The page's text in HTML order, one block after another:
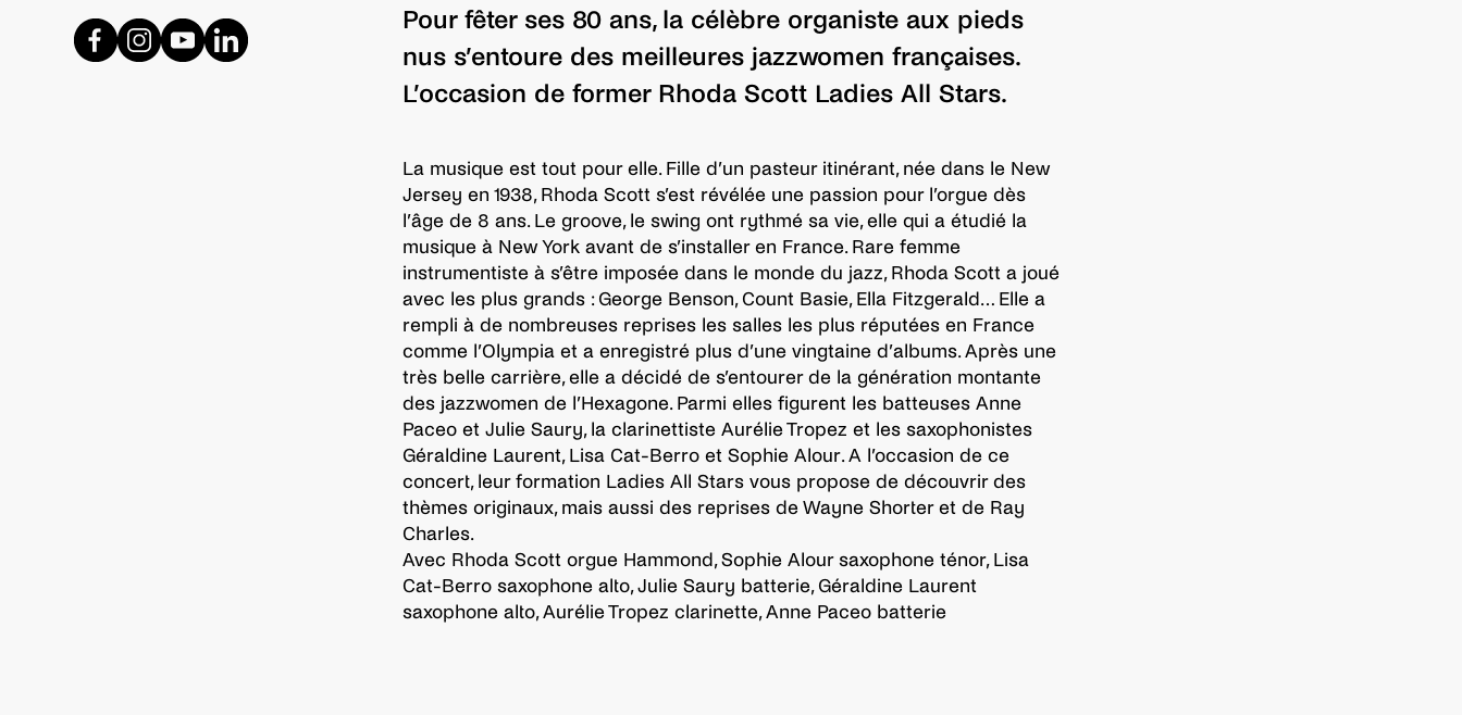
Pour fêter ses 80 ans, la célèbre organiste aux pieds
nus s’entoure des meilleures jazzwomen françaises.
L’occasion de former Rhoda Scott Ladies All Stars.
La musique est tout pour elle. Fille d’un pasteur itinérant, née dans le New
Jersey en 1938, Rhoda Scott s’est révélée une passion pour l’orgue dès
l’âge de 8 ans. Le groove, le swing ont rythmé sa vie, elle qui a étudié la
musique à New York avant de s’installer en France. Rare femme
instrumentiste à s’être imposée dans le monde du jazz, Rhoda Scott a joué
avec les plus grands : George Benson, Count Basie, Ella Fitzgerald… Elle a
rempli à de nombreuses reprises les salles les plus réputées en France
comme l’Olympia et a enregistré plus d’une vingtaine d’albums. Après une
très belle carrière, elle a décidé de s’entourer de la génération montante
des jazzwomen de l’Hexagone. Parmi elles figurent les batteuses Anne
Paceo et Julie Saury, la clarinettiste Aurélie Tropez et les saxophonistes
Géraldine Laurent, Lisa Cat-Berro et Sophie Alour. A l’occasion de ce
concert, leur formation Ladies All Stars vous propose de découvrir des
thèmes originaux, mais aussi des reprises de Wayne Shorter et de Ray
Charles.
Avec Rhoda Scott orgue Hammond, Sophie Alour saxophone ténor, Lisa
Cat-Berro saxophone alto, Julie Saury batterie, Géraldine Laurent
saxophone alto, Aurélie Tropez clarinette, Anne Paceo batterie